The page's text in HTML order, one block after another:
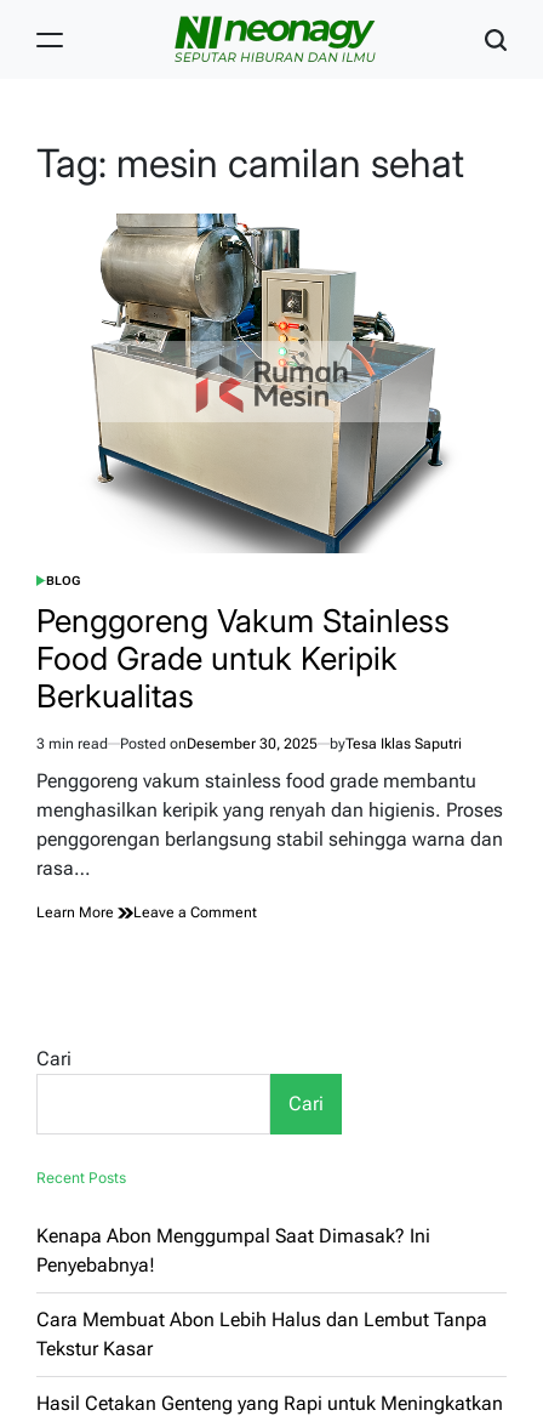
Tag: mesin camilan sehat
POSTED
BLOG
Penggoreng Vakum Stainless
Food Grade untuk Keripik
Berkualitas
Estimated
read
3 min read Posted onDesember 30, 2025 byTesa Iklas Saputri
Penggoreng vakum stainless food grade membantu
menghasilkan keripik yang renyah dan higienis. Proses
penggorengan berlangsung stabil sehingga warna dan
rasa…
Learn More Leave a Commenton
Cari
Cari
Recent Posts
Kenapa Abon Menggumpal Saat Dimasak? Ini
Penyebabnya!
Cara Membuat Abon Lebih Halus dan Lembut Tanpa
Tekstur Kasar
Hasil Cetakan Genteng yang Rapi untuk Meningkatkan